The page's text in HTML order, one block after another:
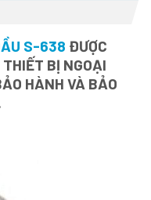
S-638 ĐƯỢC
BỊ NGOẠI
HÀNH VÀ BẢO